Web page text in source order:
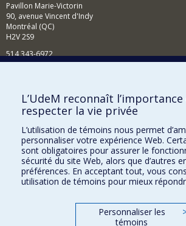
Pavillon Marie-Victorin
90, avenue Vincent d'Indy
Montréal (QC)
H2V 2S9
514 343-6972
Comment soutenir le Département?
BESOIN D'AIDE?
Plan du site
Signaler une erreur
Accessibilité
FACULTÉ DES ARTS ET DES SCIENCES
Nos départements et écoles
L’UdeM reconnaît l’importance
respecter la vie privée
L’utilisation de témoins nous permet
personnaliser votre expérience Web.
sont obligatoires pour assurer le
sécurité du site Web, alors que d’autres
préférences. En acceptant tout, vous
utilisation de témoins pour mieux
Personnaliser les
témoins